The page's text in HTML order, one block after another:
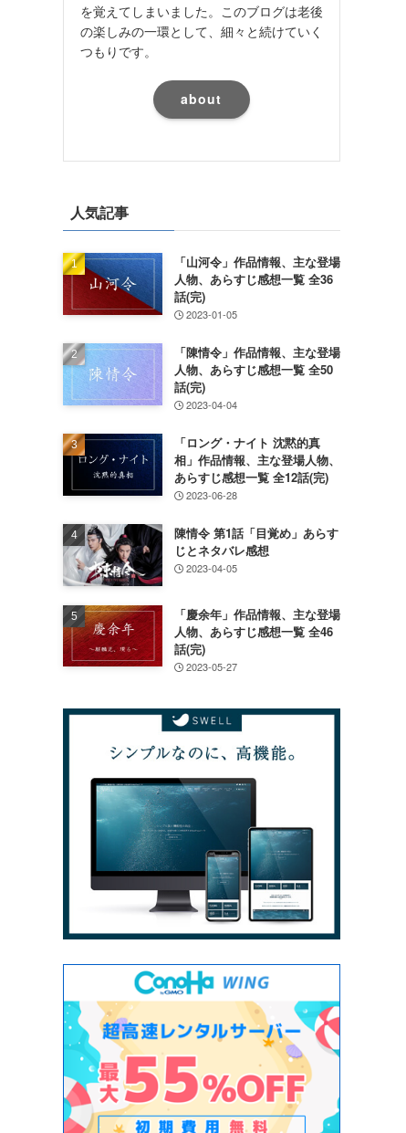
を覚えてしまいました。このブログは老後
の楽しみの一環として、細々と続けていく
つもりです。
about
人気記事
「山河令」作品情報、主な登場
人物、あらすじ感想一覧 全36
話(完)
2023-01-05
「陳情令」作品情報、主な登場
人物、あらすじ感想一覧 全50
話(完)
2023-04-04
「ロング・ナイト 沈黙的真
相」作品情報、主な登場人物、
あらすじ感想一覧 全12話(完)
2023-06-28
陳情令 第1話「目覚め」あらす
じとネタバレ感想
2023-04-05
「慶余年」作品情報、主な登場
人物、あらすじ感想一覧 全46
話(完)
2023-05-27